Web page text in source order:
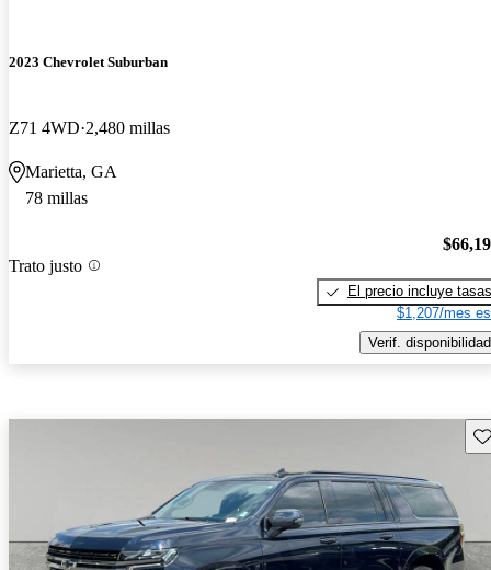
2023 Chevrolet Suburban
Z71 4WD 2,480 millas
Marietta, GA
78 millas
Trato justo
El precio incluye tasas
$1,207/mes
Verif. disponibilidad